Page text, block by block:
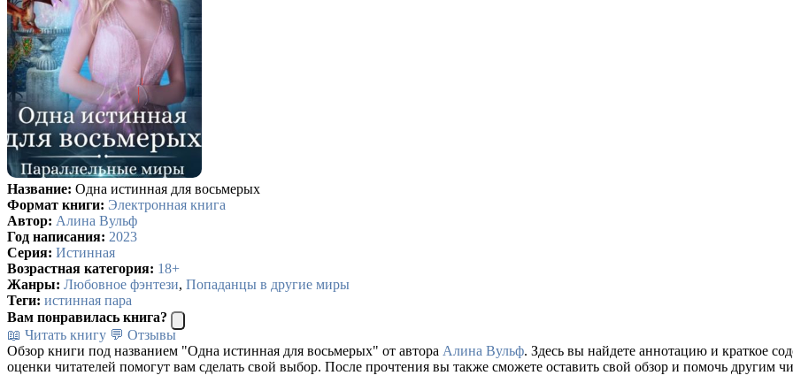
Название: Одна истинная для восьмерых
Формат книги: Электронная книга
Автор: Алина Вульф
Год написания: 2023
Серия: Истинная
Возрастная категория: 18+
Жанры: Любовное фэнтези, Попаданцы в другие миры
Теги: истинная пара
Вам понравилась книга?
📖 Читать книгу 💬 Отзывы
Обзор книги под названием "Одна истинная для восьмерых" от автора Алина Вульф. Здесь вы найдете аннотацию и краткое
оценки читателей помогут вам сделать свой выбор. После прочтения вы также сможете оставить свой обзор и помочь другим